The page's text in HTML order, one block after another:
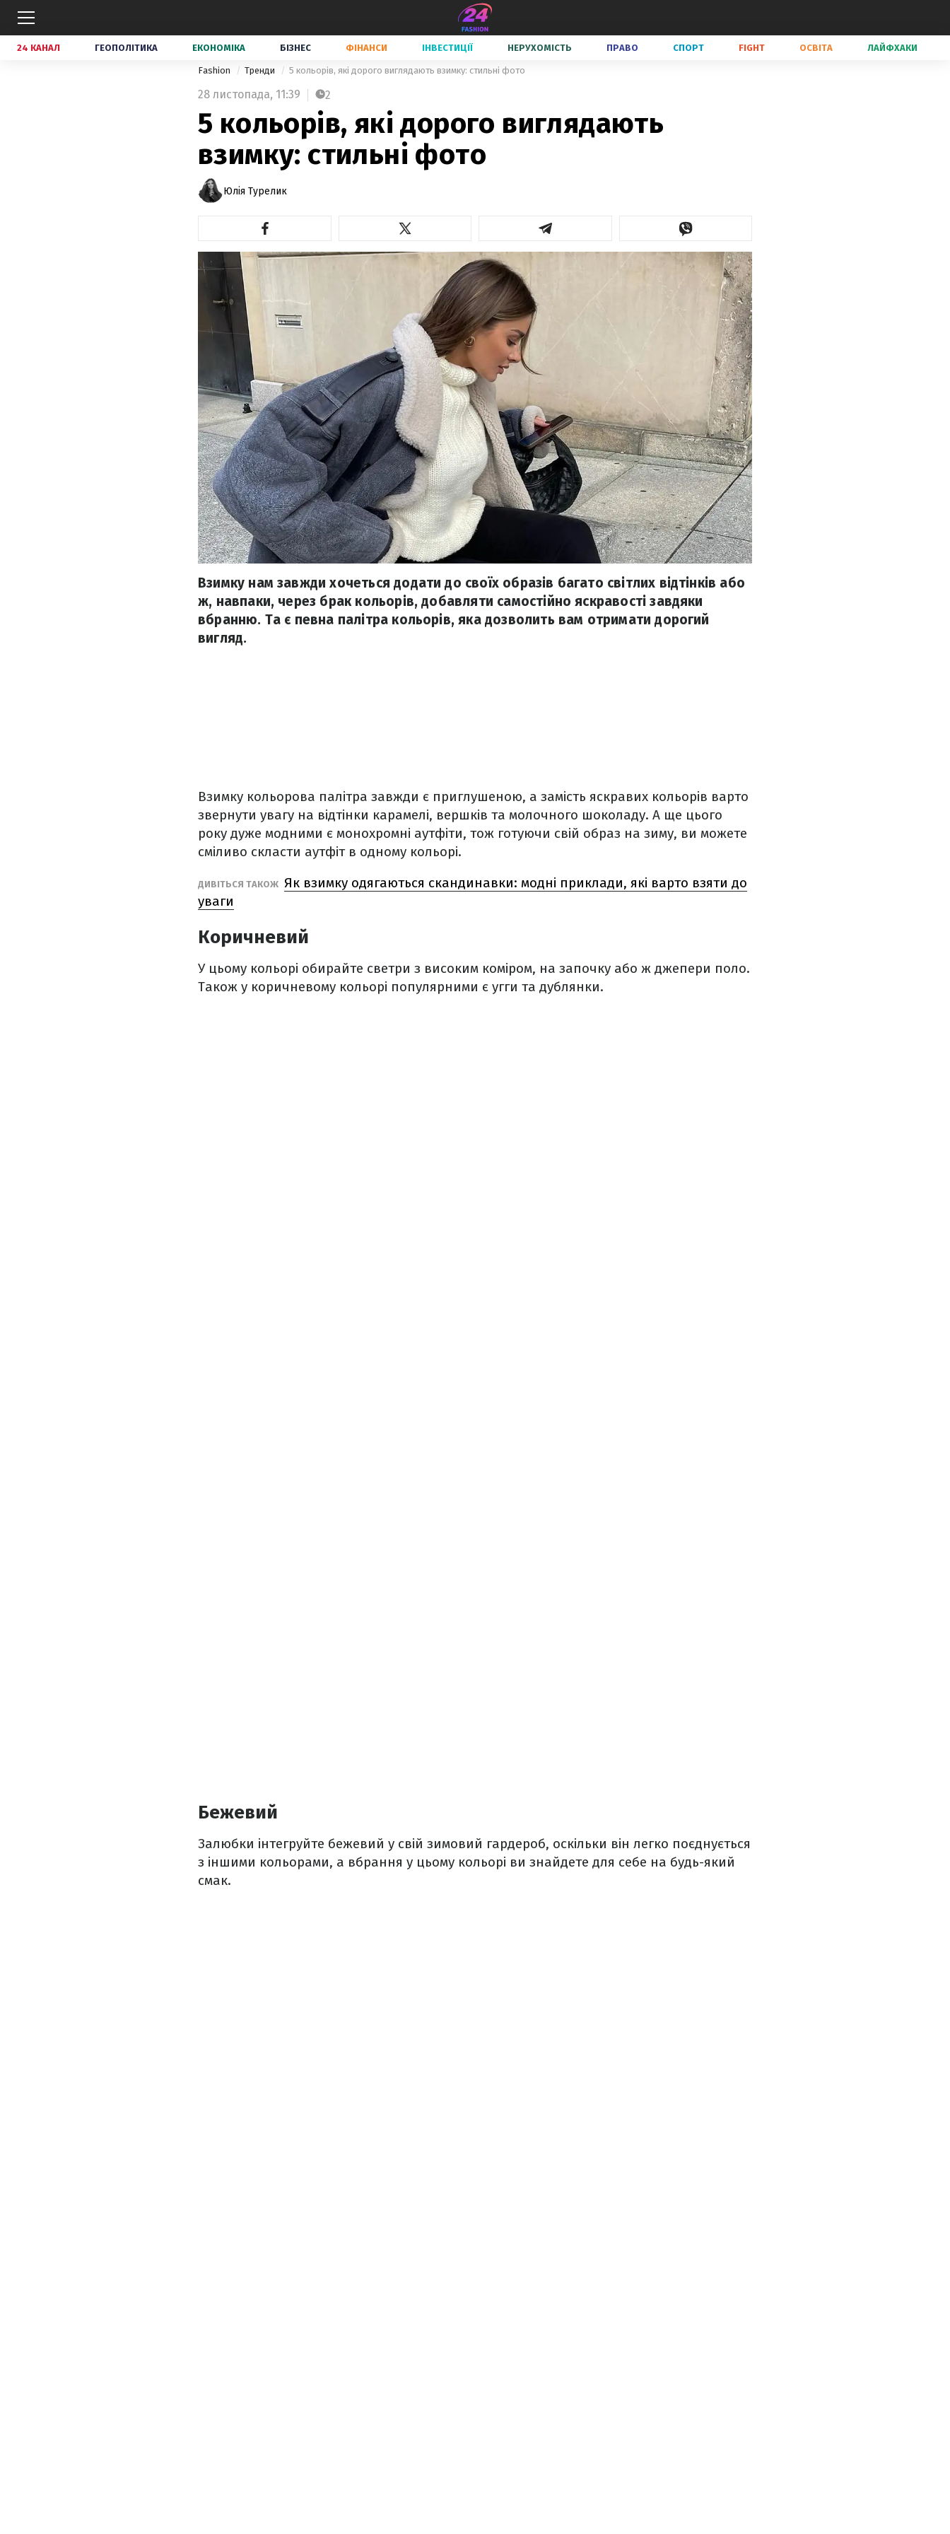
24 КАНАЛ ГЕОПОЛІТИКА ЕКОНОМІКА БІЗНЕС ФІНАНСИ ІНВЕСТИЦІЇ НЕРУХОМІСТЬ ПРАВО СПОРТ FIGHT ОСВІТА ЛАЙФХАКИ
Fashion Тренди 5 кольорів, які дорого виглядають взимку: стильні фото
28 листопада, 11:39 2
5 кольорів, які дорого виглядають
взимку: стильні фото
Юлія Турелик
Взимку нам завжди хочеться додати до своїх образів багато світлих відтінків або
ж, навпаки, через брак кольорів, добавляти самостійно яскравості завдяки
вбранню. Та є певна палітра кольорів, яка дозволить вам отримати дорогий
вигляд.
Взимку кольорова палітра завжди є приглушеною, а замість яскравих кольорів варто
звернути увагу на відтінки карамелі, вершків та молочного шоколаду. А ще цього
року дуже модними є монохромні аутфіти, тож готуючи свій образ на зиму, ви можете
сміливо скласти аутфіт в одному кольорі.
ДИВІТЬСЯ ТАКОЖ Як взимку одягаються скандинавки: модні приклади, які варто взяти до
уваги
Коричневий
У цьому кольорі обирайте светри з високим коміром, на започку або ж джепери поло.
Також у коричневому кольорі популярними є угги та дублянки.
Бежевий
Залюбки інтегруйте бежевий у свій зимовий гардероб, оскільки він легко поєднується
з іншими кольорами, а вбрання у цьому кольорі ви знайдете для себе на будь-який
смак.